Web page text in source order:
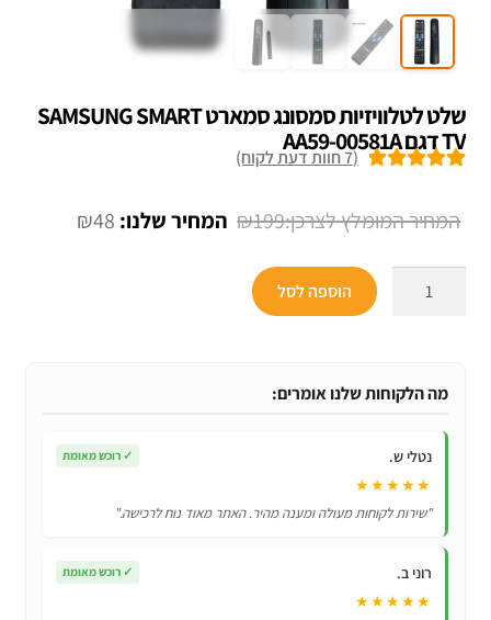
שלט לטלוויזיות סמסונג סמארט SAMSUNG SMART
TV דגם AA59-00581A
לקוחות
(
7חוות דעת לקוח)
₪199
המחיר
₪48 המחיר
סמסונג
SAMSUNG
דגם
AA59-
00581A
הוספה לסל
מה הלקוחות שלנו אומרים:
נטלי ש. ✓ רוכש מאומת
★★★★★
"שירות לקוחות מעולה ומענה מהיר. האתר מאוד נוח לרכישה."
רוני ב. ✓ רוכש מאומת
★★★★★